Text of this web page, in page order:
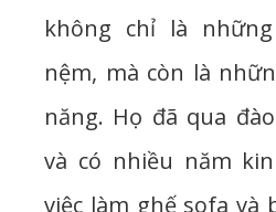
không chỉ là
nệm, mà còn là
năng. Họ đã qua
và có nhiều năm
việc làm ghế sofa và